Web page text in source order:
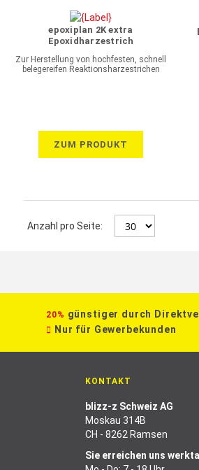
epoxiplan 2K extra
Epoxidharzestrich
Zur Herstellung von hochfesten, schnell
belegereifen Reaktionsharzestrichen
ZUM PRODUKT
Anzahl pro Seite:
20% günstiger durch
Nur für Gewerbekunden
KONTAKT
blizz-z Schweiz AG
Moskau 314B
CH - 8262 Ramsen
Sie erreichen uns